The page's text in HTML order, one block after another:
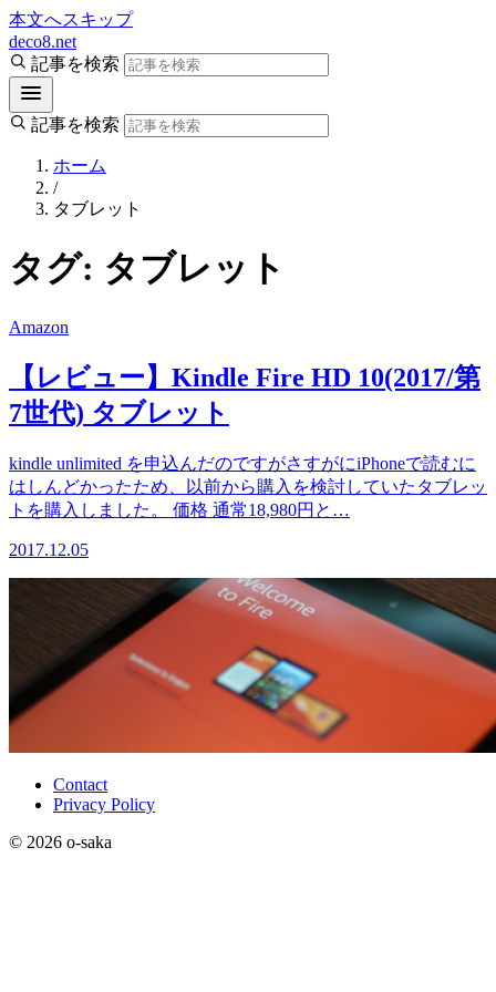
本文へスキップ
deco8.net
記事を検索
記事を検索
ホーム
/
タブレット
タグ: タブレット
Amazon
【レビュー】Kindle Fire HD 10(2017/第
7世代) タブレット
kindle unlimited を申込んだのですがさすがにiPhoneで読むに
はしんどかったため、以前から購入を検討していたタブレッ
トを購入しました。 価格 通常18,980円と…
2017.12.05
Contact
Privacy Policy
© 2026 o-saka